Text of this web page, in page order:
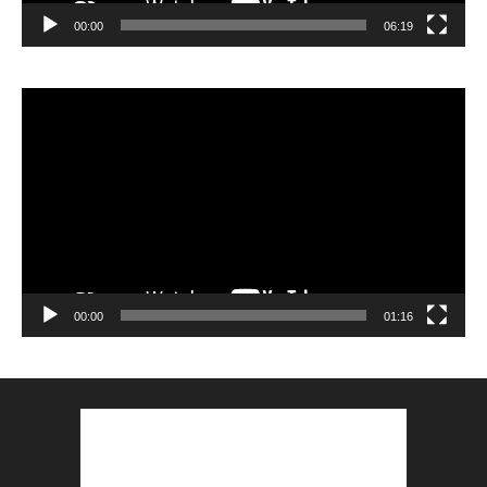
00:00 06:19
00:00 01:16